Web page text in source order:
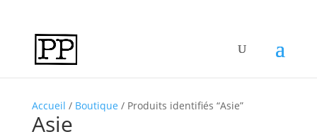
Accueil / Boutique / Produits identifiés “Asie”
Asie